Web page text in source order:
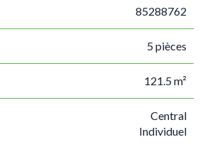
85288762
5 pièces
121.5 m²
Central
Individuel